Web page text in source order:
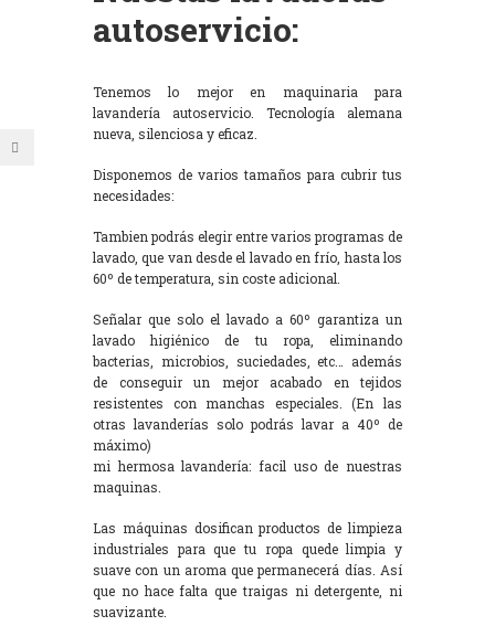
autoservicio:
Tenemos lo mejor en maquinaria para
lavandería autoservicio. Tecnología alemana
nueva, silenciosa y eficaz.
Disponemos de varios tamaños para cubrir tus
necesidades:
Tambien podrás elegir entre varios programas de
lavado, que van desde el lavado en frío, hasta los
60º de temperatura, sin coste adicional.
Señalar que solo el lavado a 60º garantiza un
lavado higiénico de tu ropa, eliminando
bacterias, microbios, suciedades, etc… además
de conseguir un mejor acabado en tejidos
resistentes con manchas especiales. (En las
otras lavanderías solo podrás lavar a 40º de
máximo)
mi hermosa lavandería: facil uso de nuestras
maquinas.
Las máquinas dosifican productos de limpieza
industriales para que tu ropa quede limpia y
suave con un aroma que permanecerá días. Así
que no hace falta que traigas ni detergente, ni
suavizante.